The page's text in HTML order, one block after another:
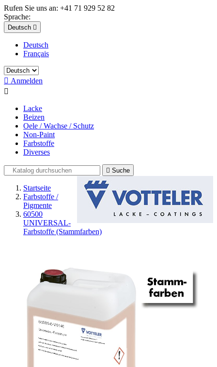
Rufen Sie uns an: +41 71 929 52 82
Sprache:
Deutsch 
Deutsch
Français
 Anmelden

Lacke
Beizen
Oele / Wachse / Schutz
Non-Paint
Farbstoffe
Diverses
 Suche
Startseite
Farbstoffe /
Pigmente
60500
UNIVERSAL-
Farbstoffe (Stammfarben)